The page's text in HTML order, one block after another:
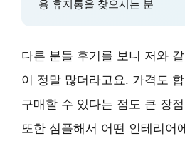
용 휴지통을 찾으시는 분
다른 분들 후기를 보니 저와
이 정말 많더라고요. 가격도
구매할 수 있다는 점도 큰 장
또한 심플해서 어떤 인테리어